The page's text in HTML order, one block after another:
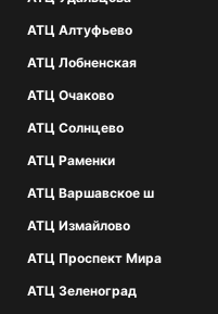
АТЦ Алтуфьево
АТЦ Лобненская
АТЦ Очаково
АТЦ Солнцево
АТЦ Раменки
АТЦ Варшавское ш
АТЦ Измайлово
АТЦ Проспект Мира
АТЦ Зеленоград